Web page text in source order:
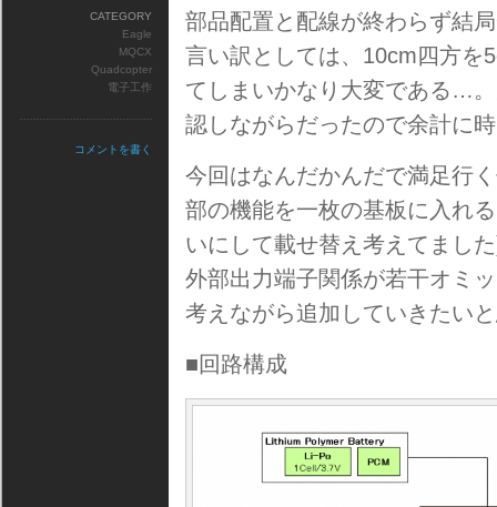
部品配置と配線が終わらず結
言い訳としては、10cm四方を
てしまいかなり大変である…
認しながらだったので余計に
今回はなんだかんだで満足行
部の機能を一枚の基板に入れ
いにして載せ替え考えてまし
外部出力端子関係が若干オミ
考えながら追加していきたい
■回路構成
CATEGORY
Eagle
MQCX
Quadcopter
電子工作
コメントを書く